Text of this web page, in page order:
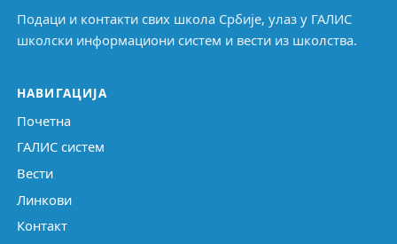
Подаци и контакти свих школа Србије, улаз у ГАЛИС
школски информациони систем и вести из школства.
НАВИГАЦИЈА
Почетна
ГАЛИС систем
Вести
Линкови
Контакт